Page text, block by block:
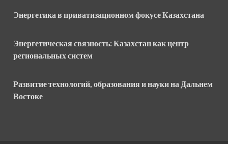
Энергетика в приватизационном фокусе Казахстана
Энергетическая связность: Казахстан как центр
региональных систем
Развитие технологий, образования и науки на Дальнем
Востоке